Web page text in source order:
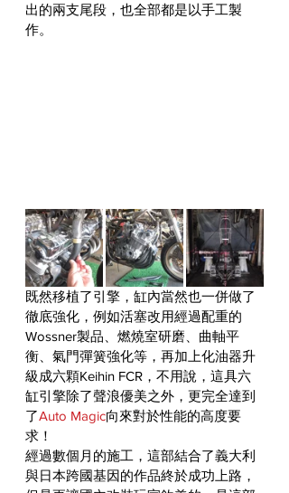
出的兩支尾段，也全部都是以手工製
作。
既然移植了引擎，缸內當然也一併做了
徹底強化，例如活塞改用經過配重的
Wossner製品、燃燒室研磨、曲軸平
衡、氣門彈簧強化等，再加上化油器升
級成六顆Keihin FCR，不用說，這具六
缸引擎除了聲浪優美之外，更完全達到
了Auto Magic向來對於性能的高度要
求！
經過數個月的施工，這部結合了義大利
與日本跨國基因的作品終於成功上路，